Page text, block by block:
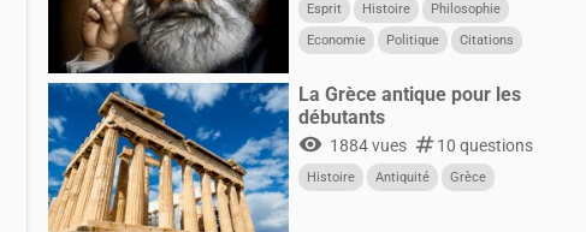
Esprit Histoire
Philosophie
Economie
Politique Citations
La Grèce antique pour les
débutants
visibility 1884 vues numbers10 questions
Histoire Antiquité Grèce